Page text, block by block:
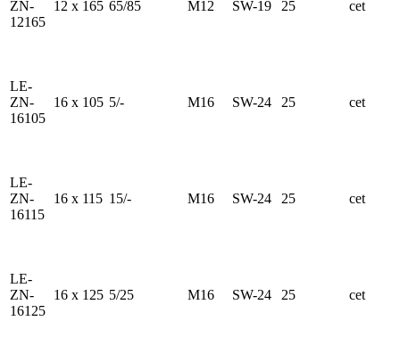
ZN-
12165
12 x 165 65/85 M12 SW-19 25 cet
LE-
ZN-
16105
16 x 105 5/- M16 SW-24 25 cet
LE-
ZN-
16115
16 x 115 15/- M16 SW-24 25 cet
LE-
ZN-
16125
16 x 125 5/25 M16 SW-24 25 cet